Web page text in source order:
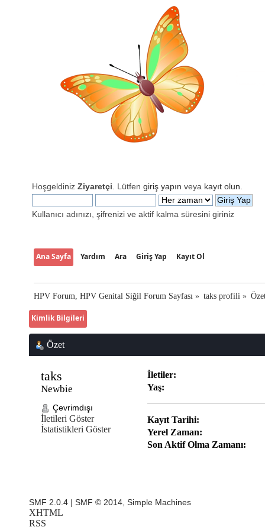
Hoşgeldiniz Ziyaretçi . Lütfen giriş yapın veya kayıt olun
Kullanıcı adınızı, şifrenizi ve aktif kalma süresini giriniz
Ana Sayfa Yardım Ara Giriş Yap Kayıt Ol
HPV Forum, HPV Genital Siğil Forum Sayfası » taks profili »
Kimlik Bilgileri
Özet
taks
Newbie
Çevrimdışı
İletileri Göster
İstatistikleri Göster
İletiler:
Yaş:
Kayıt Tarihi:
Yerel Zaman:
Son Aktif Olma Zamanı:
SMF 2.0.4 | SMF © 2014 Simple Machines
XHTML
RSS